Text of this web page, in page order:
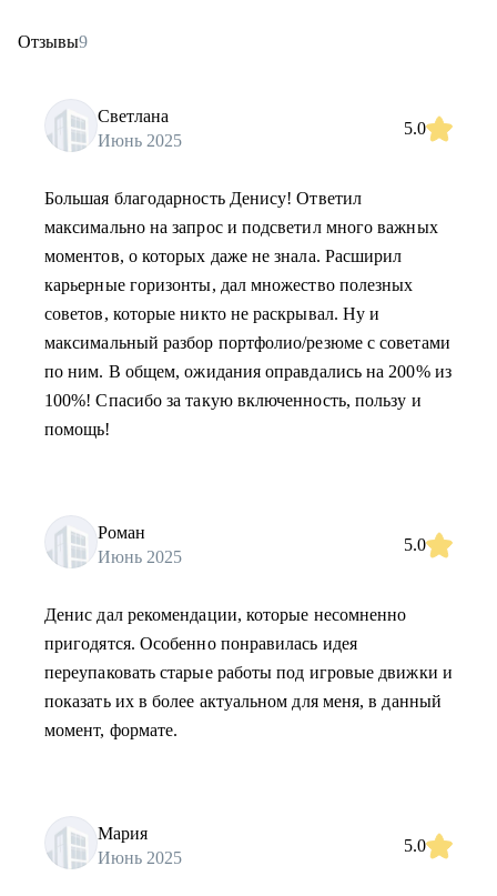
Отзывы9
Светлана
Июнь 2025
5.0
Большая благодарность Денису! Ответил
максимально на запрос и подсветил много важных
моментов, о которых даже не знала. Расширил
карьерные горизонты, дал множество полезных
советов, которые никто не раскрывал. Ну и
максимальный разбор портфолио/резюме с советами
по ним. В общем, ожидания оправдались на 200% из
100%! Спасибо за такую включенность, пользу и
помощь!
Роман
Июнь 2025
5.0
Денис дал рекомендации, которые несомненно
пригодятся. Особенно понравилась идея
переупаковать старые работы под игровые движки и
показать их в более актуальном для меня, в данный
момент, формате.
Мария
Июнь 2025
5.0